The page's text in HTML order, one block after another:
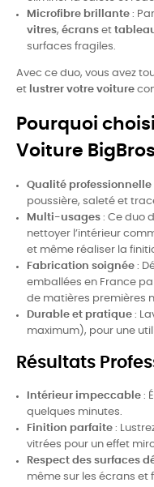
Microfibre brillante :
vitres, écrans et
surfaces fragiles.
Avec ce duo, vous avez
et lustrer votre voiture
Pourquoi
Voiture
Qualité professionnelle
poussière, saleté et
Multi-usages : Ce duo
nettoyer l’intérieur
et même réaliser la
Fabrication soignée :
emballées en France
de matières premières
Durable et pratique :
maximum), pour une
Résultats
Intérieur impeccable :
quelques minutes.
Finition parfaite :
vitrées pour un effet
Respect des surfaces
même sur les écrans et